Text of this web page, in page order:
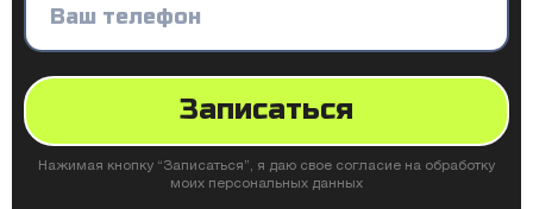
Записаться
Нажимая кнопку “Записаться”, я даю свое согласие на обработку
моих персональных данных